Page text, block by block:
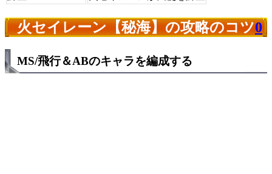
火セイレーン【秘海】の攻略のコツ0
MS/飛行＆ABのキャラを編成する